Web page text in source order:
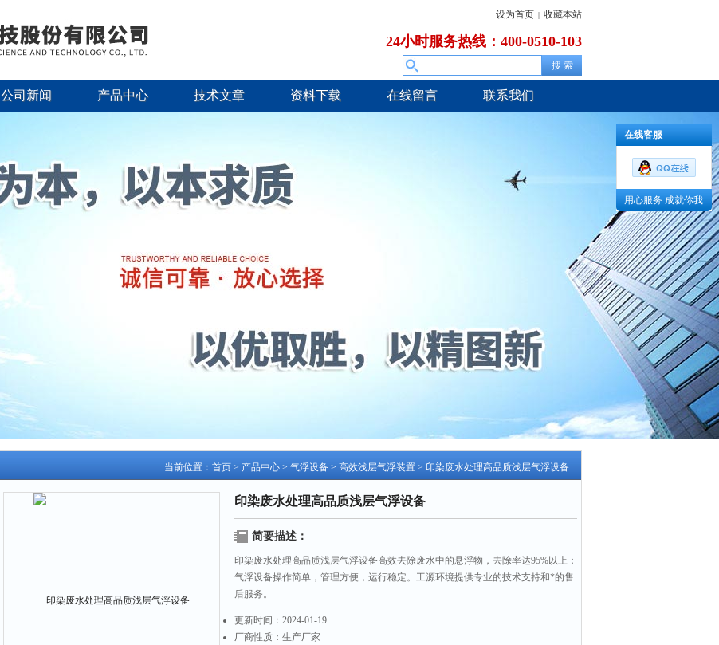
设为首页 | 收藏本站
24小时服务热线：400-0510-103
公司新闻 产品中心 技术文章 资料下载 在线留言 联系我们
当前位置： 首页 > 产品中心 > 气浮设备 > 高效浅层气浮装置 > 印染废水处理高品质浅层气浮设备
印染废水处理高品质浅层气浮设备
简要描述：
印染废水处理高品质浅层气浮设备高效去除废水中的悬浮物，去除率达95%以上；
气浮设备操作简单，管理方便，运行稳定。工源环境提供专业的技术支持和*的售
后服务。
更新时间： 2024-01-19
厂商性质： 生产厂家
在线客服
用心服务 成就你我